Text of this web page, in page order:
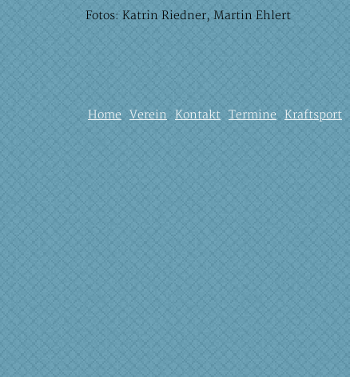
Fotos: Katrin Riedner, Martin Ehlert
Home Verein Kontakt Termine Kraftsport